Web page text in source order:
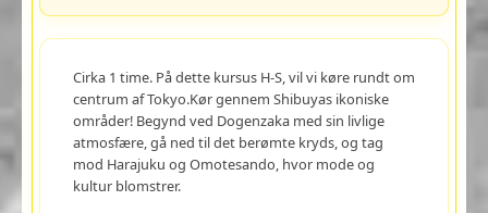
Cirka 1 time. På dette kursus H-S, vil vi køre rundt om
centrum af Tokyo.Kør gennem Shibuyas ikoniske
områder! Begynd ved Dogenzaka med sin livlige
atmosfære, gå ned til det berømte kryds, og tag
mod Harajuku og Omotesando, hvor mode og
kultur blomstrer.